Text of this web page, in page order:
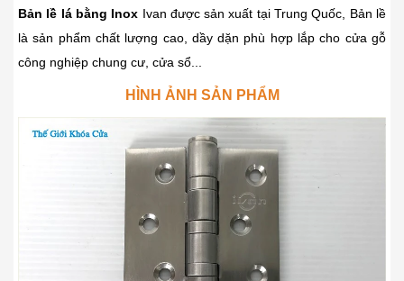
Bản lề lá bằng Inox Ivan được sản xuất tại Trung Quốc, Bản lề
là sản phẩm chất lượng cao, dầy dặn phù hợp lắp cho cửa gỗ
công nghiệp chung cư, cửa sổ...
HÌNH ẢNH SẢN PHẨM